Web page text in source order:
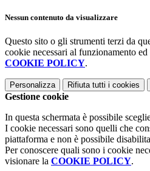
Nessun contenuto da visualizzare
Questo sito o gli strumenti terzi da
cookie necessari al funzionamento
COOKIE POLICY.
Personalizza Rifiuta tutti i cookies
Gestione cookie
In questa schermata è possibile
I cookie necessari sono quelli che
piattaforma e non è possibile
Per conoscere quali sono i cookie
visionare la COOKIE POLICY.